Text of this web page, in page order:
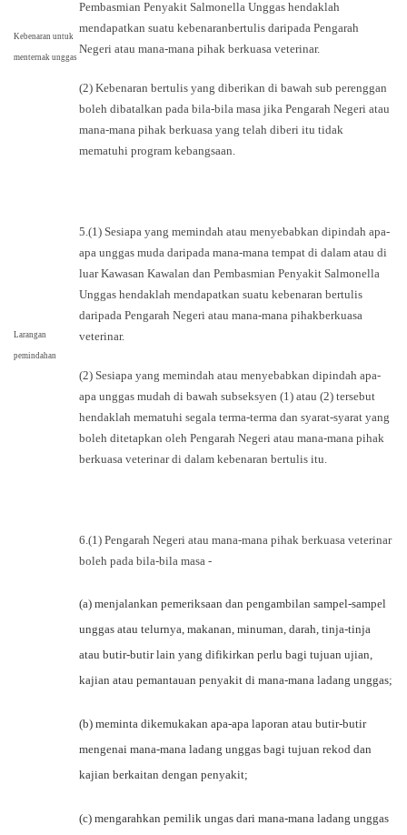
Kebenaran untuk
menternak unggas
Pembasmian Penyakit Salmonella Unggas hendaklah
mendapatkan suatu kebenaranbertulis daripada Pengarah
Negeri atau mana-mana pihak berkuasa veterinar.
(2) Kebenaran bertulis yang diberikan di bawah sub perenggan
boleh dibatalkan pada bila-bila masa jika Pengarah Negeri atau
mana-mana pihak berkuasa yang telah diberi itu tidak
mematuhi program kebangsaan.
Larangan
pemindahan
5.(1) Sesiapa yang memindah atau menyebabkan dipindah apa-
apa unggas muda daripada mana-mana tempat di dalam atau di
luar Kawasan Kawalan dan Pembasmian Penyakit Salmonella
Unggas hendaklah mendapatkan suatu kebenaran bertulis
daripada Pengarah Negeri atau mana-mana pihakberkuasa
veterinar.
(2) Sesiapa yang memindah atau menyebabkan dipindah apa-
apa unggas mudah di bawah subseksyen (1) atau (2) tersebut
hendaklah mematuhi segala terma-terma dan syarat-syarat yang
boleh ditetapkan oleh Pengarah Negeri atau mana-mana pihak
berkuasa veterinar di dalam kebenaran bertulis itu.
6.(1) Pengarah Negeri atau mana-mana pihak berkuasa veterinar
boleh pada bila-bila masa -
(a) menjalankan pemeriksaan dan pengambilan sampel-sampel
unggas atau telurnya, makanan, minuman, darah, tinja-tinja
atau butir-butir lain yang difikirkan perlu bagi tujuan ujian,
kajian atau pemantauan penyakit di mana-mana ladang unggas;
(b) meminta dikemukakan apa-apa laporan atau butir-butir
mengenai mana-mana ladang unggas bagi tujuan rekod dan
kajian berkaitan dengan penyakit;
(c) mengarahkan pemilik ungas dari mana-mana ladang unggas